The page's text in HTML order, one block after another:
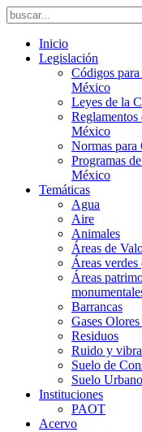
Inicio
Legislación
Códigos
México
Leyes de la
México
Normas
Programas
México
Temáticas
Agua
Aire
Animales
Áreas de
Áreas
Áreas
Barrancas
Gases
Residuos
Ruido y
Suelo de
Suelo Urbano
Instituciones
PAOT
Acervo